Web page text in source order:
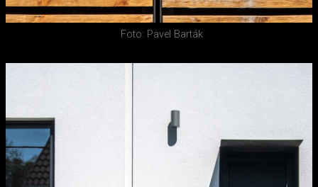
Foto: Pavel Barták